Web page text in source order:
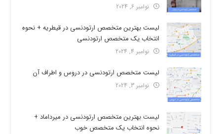
نوامبر 6, 2024
لیست بهترین متخصص ارتودنسی در قیطریه + نحوه
انتخاب یک متخصص ارتودنسی
نوامبر 4, 2024
لیست متخصص ارتودنسی در دروس و اطراف آن
نوامبر 3, 2024
لیست بهترین متخصص ارتودنسی در میرداماد +
نحوه انتخاب یک متخصص خوب